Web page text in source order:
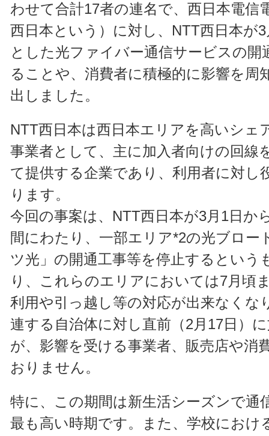
わせて合計17者の連名で、西日本電信
西日本という）に対し、NTT西日本が
とした光ファイバー通信サービスの開
ることや、消費者に積極的に影響を周
出しました。
NTT西日本は西日本エリアを高いシェ
事業者として、主に加入者向けの回線
て提供する企業であり、利用者に対し
ります。
今回の事案は、NTT西日本が3月1日か
間にわたり、一部エリア*2の光ブロー
ツ光」の開通工事等を停止するという
り、これらのエリアにおいては7月頃
利用や引っ越し等の対応が出来なくな
連する自治体に対し直前（2月17日）
が、影響を受ける事業者、販売店や消
おりません。
特に、この期間は新生活シーズンで通
最も高い時期です。また、学校におけ